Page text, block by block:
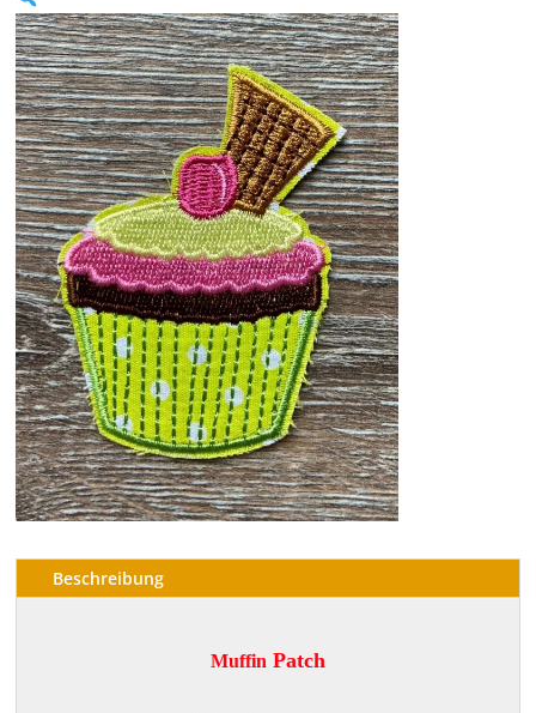
Beschreibung
MuffinPatch